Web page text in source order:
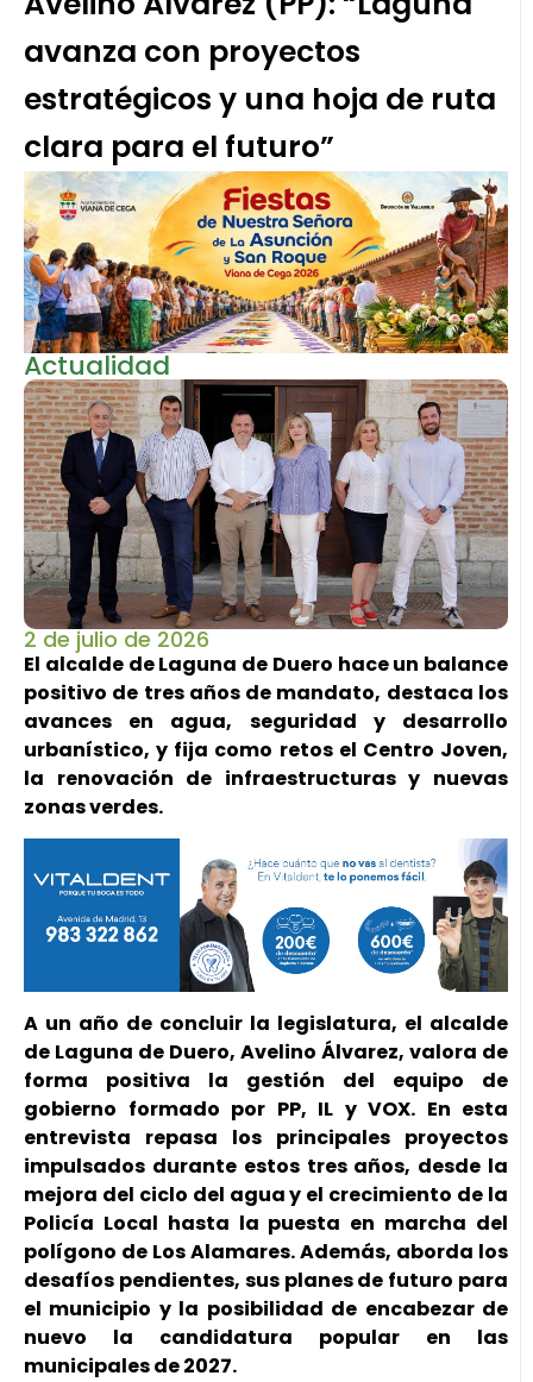
avanza con proyectos
estratégicos y una hoja de ruta
clara para el futuro”
Actualidad
2 de julio de 2026
El alcalde de Laguna de Duero hace un balance
positivo de tres años de mandato, destaca los
avances en agua, seguridad y desarrollo
urbanístico, y fija como retos el Centro Joven,
la renovación de infraestructuras y nuevas
zonas verdes.
A un año de concluir la legislatura, el alcalde
de Laguna de Duero, Avelino Álvarez, valora de
forma positiva la gestión del equipo de
gobierno formado por PP, IL y VOX. En esta
entrevista repasa los principales proyectos
impulsados durante estos tres años, desde la
mejora del ciclo del agua y el crecimiento de la
Policía Local hasta la puesta en marcha del
polígono de Los Alamares. Además, aborda los
desafíos pendientes, sus planes de futuro para
el municipio y la posibilidad de encabezar de
nuevo la candidatura popular en las
municipales de 2027.